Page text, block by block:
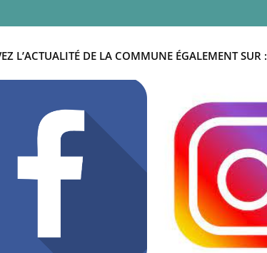
L’ACTUALITÉ DE LA COMMUNE ÉGALEMENT SUR :